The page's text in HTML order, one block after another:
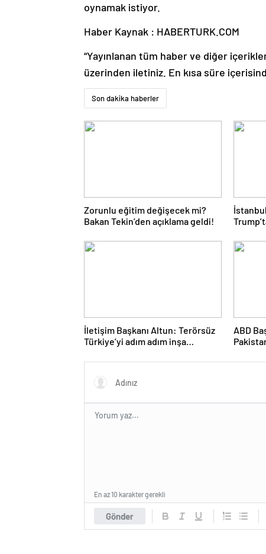
oynamak istiyor.
Haber Kaynak : HABERTURK.COM
“Yayınlanan tüm haber ve diğer
üzerinden iletiniz. En kısa süre
Son dakika haberler
Zorunlu eğitim değişecek mi?
Bakan Tekin’den açıklama geldi!
İletişim Başkanı Altun: Terörsüz
Türkiye’yi adım adım inşa
ABD
Gönder
En az 10 karakter gerekli